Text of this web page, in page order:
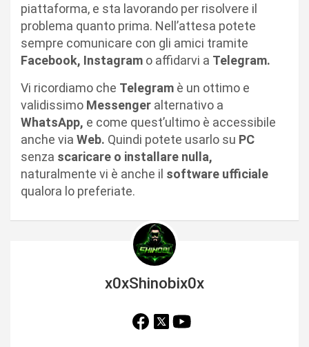
piattaforma, e sta lavorando per risolvere il
problema quanto prima. Nell’attesa potete
sempre comunicare con gli amici tramite
Facebook, Instagram o affidarvi a Telegram.
Vi ricordiamo che Telegram è un ottimo e
validissimo Messenger alternativo a
WhatsApp, e come quest’ultimo è accessibile
anche via Web. Quindi potete usarlo su PC
senza scaricare o installare nulla,
naturalmente vi è anche il software ufficiale
qualora lo preferiate.
x0xShinobix0x